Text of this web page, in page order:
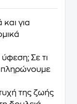
για
ύφεση; Σε τι
πληρώνουμε
της ζωής